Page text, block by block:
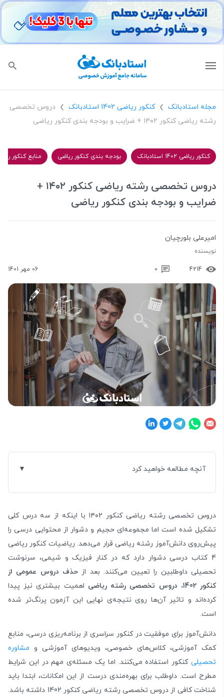
مجله استادبانک ❯ کنکور ریاضی 1402 استادبانک ❯
دروس تخصصی
رشته ریاضی کنکور ۱۴۰۲ + ضرایب و بودجه بندی کنکور ریاضی
بودجه بندی کنکور ریاضی کنکور ریاضی 1402 استادبانک منابع کنکور
دروس تخصصی رشته ریاضی کنکور ۱۴۰۲ +
ضرایب و بودجه بندی کنکور ریاضی
امیرعلی بلورچیان
نویسنده
4214
0 06 مهر 1401
آنچه مطالعه خواهید کرد
دروس تخصصی رشته ریاضی کنکور ۱۴۰۲ با اینکه از سه درس کلی
تشکیل شده است اما مجموعه‌ای حجیم و دشوار از محتوایی درسی را
پیش‌روی دانش‌آموز رشته ریاضی قرار می‌دهد. ریاضیات کنکور ریاضی
4 کتاب درسی دشوار دارد که در کنار فیزیک و شیمی، سرنوشت
تحصیلی داوطلبین را تعیین می‌کنند. بعد ازحذف دروس عمومی از
کنکور 1402، دروس تخصصی رشته ریاضی
اهمیت بیشتری نیز پیدا
کرده‌اند و تاثیر آن‌ها روی نتیجه‌ی نهایی این آزمون پرنگ‌تر شده
است.
دانش‌آموز برای موفقیت در کنکور سراسری از برنامه‌ریزی درسی، منابع
کمک آموزشی، کلاس‌های خصوصی، ویدیوهای آموزشی و مشاوره
تحصیلی کنکور استفاده می‌کنند. اما یک مسئله‌ی مهم در این شرایط
مطرح است. داوطلب برای بهره‌مندی درست از این امکانات، ابتدا باید
شناخت کافی از دروس تخصصی رشته ریاضی کنکور 1402 داشته باشد.